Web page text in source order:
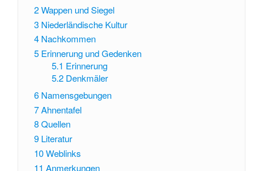
2Wappen und Siegel
3 Niederländische Kultur
4 Nachkommen
5 Erinnerung und Gedenken
5.1 Erinnerung
5.2 Denkmäler
6 Namensgebungen
7Ahnentafel
8Quellen
9 Literatur
10Weblinks
11 Anmerkungen